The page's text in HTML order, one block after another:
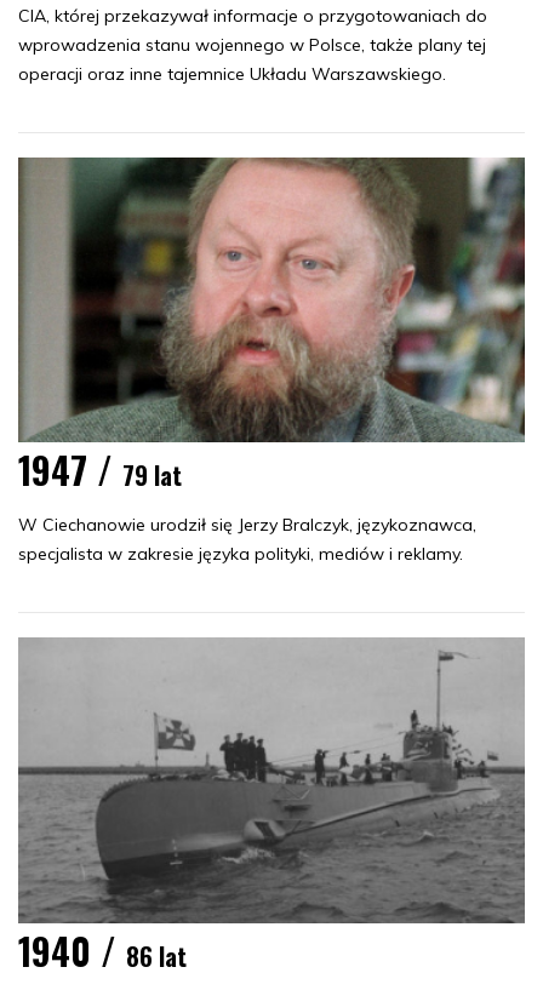
CIA, której przekazywał informacje o przygotowaniach do
wprowadzenia stanu wojennego w Polsce, także plany tej
operacji oraz inne tajemnice Układu Warszawskiego.
1947 / 79 lat
W Ciechanowie urodził się Jerzy Bralczyk, językoznawca,
specjalista w zakresie języka polityki, mediów i reklamy.
1940 / 86 lat